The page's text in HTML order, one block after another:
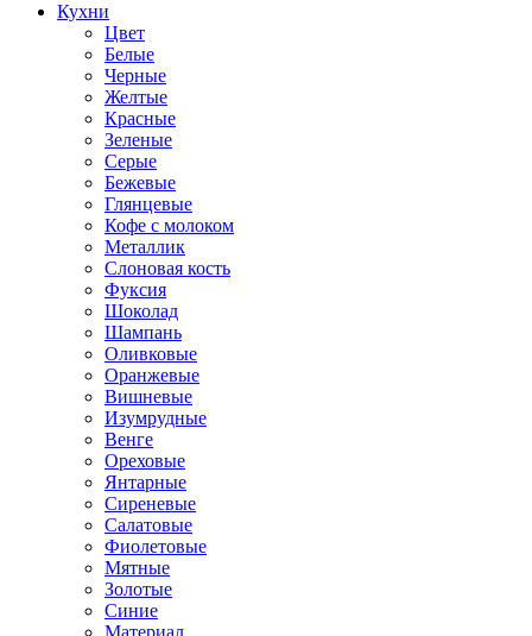
Кухни
Цвет
Белые
Черные
Желтые
Красные
Зеленые
Серые
Бежевые
Глянцевые
Кофе с молоком
Металлик
Слоновая кость
Фуксия
Шоколад
Шампань
Оливковые
Оранжевые
Вишневые
Изумрудные
Венге
Ореховые
Янтарные
Сиреневые
Салатовые
Фиолетовые
Мятные
Золотые
Синие
Материал